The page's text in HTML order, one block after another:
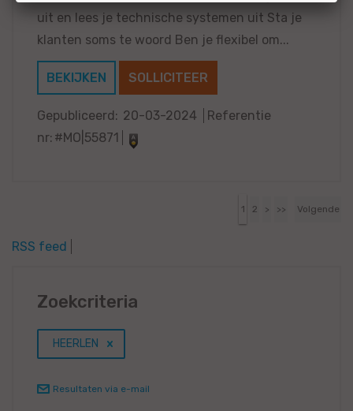
uit en lees je technische systemen uit Sta je
klanten soms te woord Ben je flexibel om...
BEKIJKEN SOLLICITEER
Gepubliceerd: 20-03-2024
Referentie
nr: #MO|55871
1 2 > >> Volgende
RSS feed
Zoekcriteria
HEERLEN
Resultaten via e-mail